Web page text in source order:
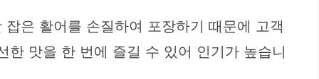
은 활어를 손질하여 포장하기 때문에 고객
맛을 한 번에 즐길 수 있어 인기가 높습니